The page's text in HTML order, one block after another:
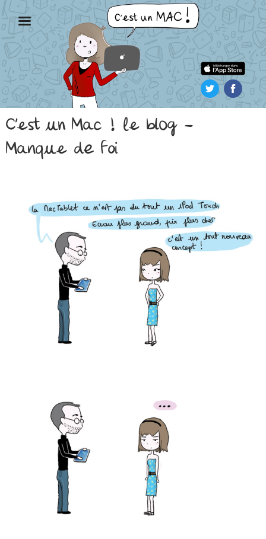
Aller
au
contenu
principal
C’est un Mac ! le blog –
Manque de foi